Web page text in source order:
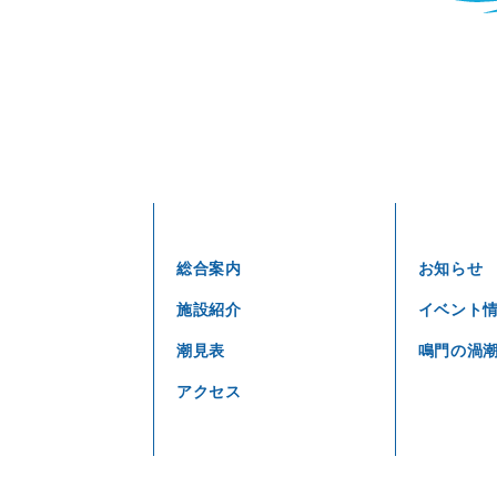
総合案内
施設紹介
潮見表
アクセス
お知らせ
イベント
鳴門の渦